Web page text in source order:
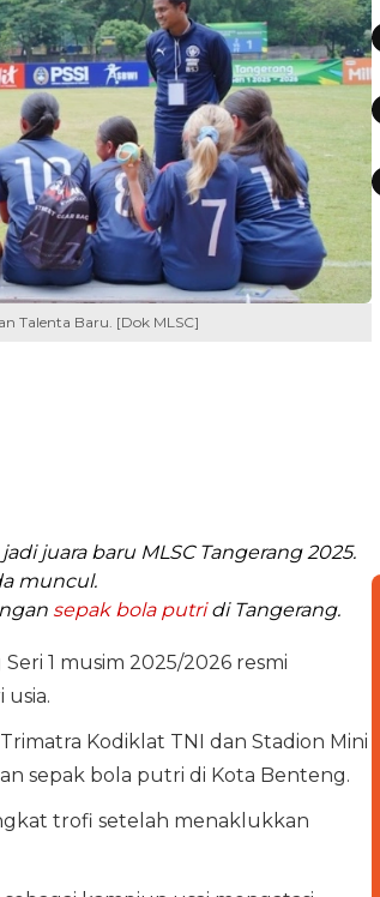
Talenta Baru. [Dok MLSC]
juara baru MLSC Tangerang 2025.
muncul.
sepak bola putridi Tangerang.
1 musim 2025/2026 resmi
Kodiklat TNI dan Stadion Mini
sepak bola putri di Kota Benteng.
trofi setelah menaklukkan